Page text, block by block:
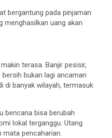
bergantung pada pinjaman
menghasilkan uang akan
terasa. Banjir pesisir,
bukan lagi ancaman
di banyak wilayah, termasuk
bencana bisa berubah
lokal terganggu. Utang
mata pencaharian.